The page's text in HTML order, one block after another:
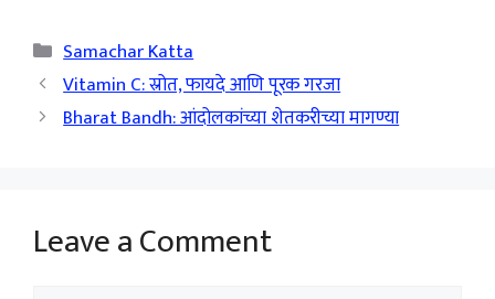
Categories
Samachar Katta
Vitamin C: स्रोत, फायदे आणि पूरक गरजा
Bharat Bandh: आंदोलकांच्या शेतकरीच्या मागण्या
Leave a Comment